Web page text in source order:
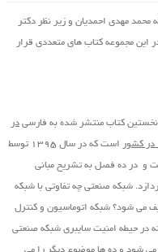
نوشته محمد مهدی احمدیان و زیر نظر دکتر
این مجموعه کتاب های متعددی قرار
کتاب منتشر شده به فارسی در
کشور
است که در سال ۱۳۹۵ توسط
و در ده فصل به تشریح مبانی
شبکه صنعتی چه تفاوتی با شبکه
می شود؟ شبکه اتوماسیون و کنترل
در حیطه امنیت سایبری شبکه صنعتی